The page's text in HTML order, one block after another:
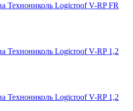
Технониколь Logicroof V-RP FR
Технониколь Logicroof V-RP 1,2
Технониколь Logicroof V-RP 1,2